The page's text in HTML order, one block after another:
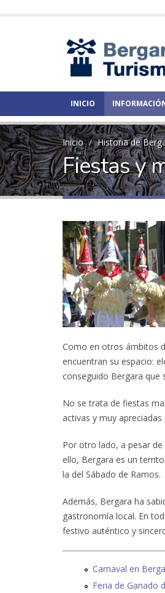
INICIO
Inicio Historia de
Fiestas y
Como en otros ámbitos
encuentran su espacio:
conseguido Bergara que
No se trata de fiestas
activas y muy
Por otro lado, a pesar
ello, Bergara es un
la del Sábado de Ramos.
Además, Bergara ha
gastronomía local. En
festivo auténtico y
Carnaval en
Feria de Ganado